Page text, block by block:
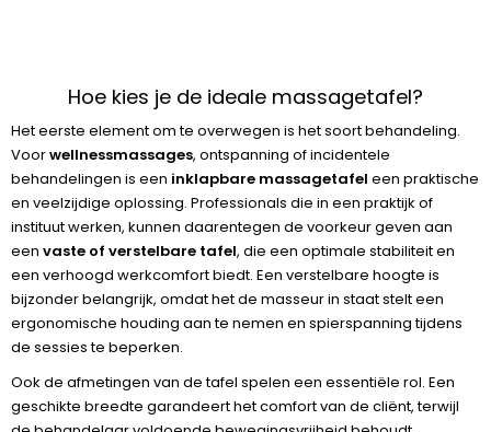
Hoe kies je de ideale massagetafel?
Het eerste element om te overwegen is het soort behandeling.
Voorwellnessmassages, ontspanning of incidentele
behandelingen is een inklapbare massagetafel een praktische
en veelzijdige oplossing. Professionals die in een praktijk of
instituut werken, kunnen daarentegen de voorkeur geven aan
een vaste of verstelbare tafel, die een optimale stabiliteit en
een verhoogd werkcomfort biedt. Een verstelbare hoogte is
bijzonder belangrijk, omdat het de masseur in staat stelt een
ergonomische houding aan te nemen en spierspanning tijdens
de sessies te beperken.
Ook de afmetingen van de tafel spelen een essentiële rol. Een
geschikte breedte garandeert het comfort van de cliënt, terwijl